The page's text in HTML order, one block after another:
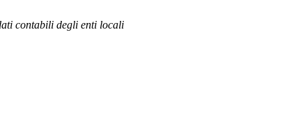
contabili degli enti locali